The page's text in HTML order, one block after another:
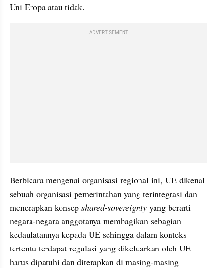
Uni Eropa atau tidak.
ADVERTISEMENT
Berbicara mengenai organisasi regional ini, UE dikenal
sebuah organisasi pemerintahan yang terintegrasi dan
menerapkan konsep shared-sovereignty yang berarti
negara-negara anggotanya membagikan sebagian
kedaulatannya kepada UE sehingga dalam konteks
tertentu terdapat regulasi yang dikeluarkan oleh UE
harus dipatuhi dan diterapkan di masing-masing